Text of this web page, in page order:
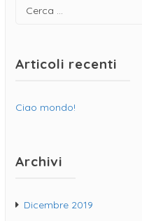
Articoli recenti
Ciao mondo!
Archivi
Dicembre 2019